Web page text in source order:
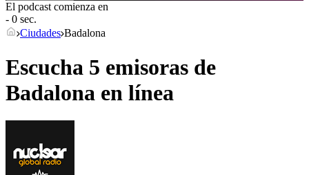
El podcast comienza en
- 0 sec.
Ciudades Badalona
Escucha 5 emisoras de
Badalona en línea